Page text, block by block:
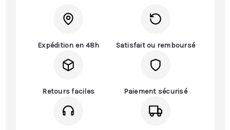
Expédition en 48h Satisfait ou remboursé
Retours faciles Paiement sécurisé